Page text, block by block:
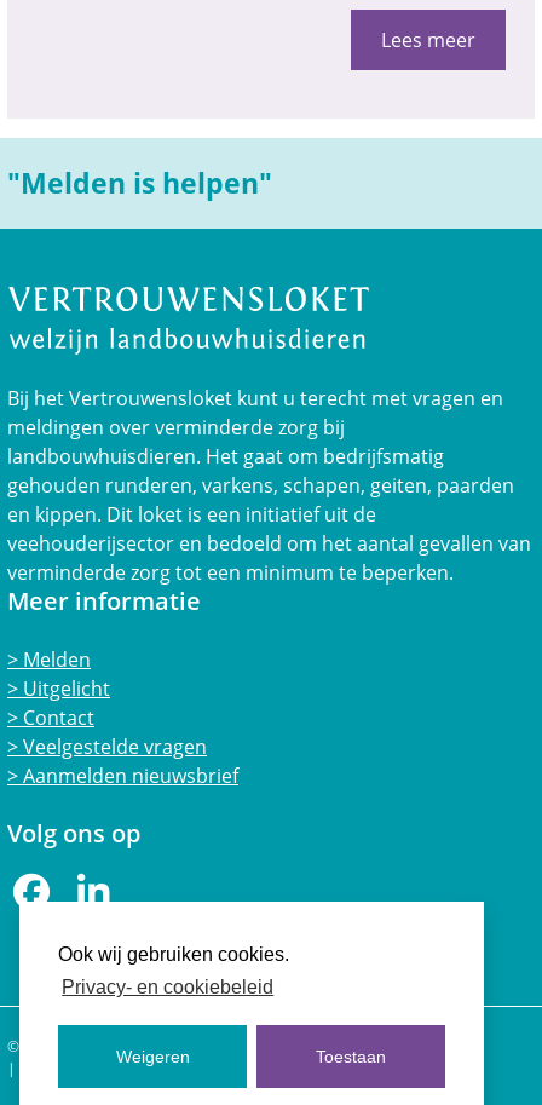
Ook wij gebruiken cookies.
Privacy- en cookiebeleid
Weigeren Toestaan
Lees meer
"Melden is helpen"
Bij het Vertrouwensloket kunt u terecht met vragen en
meldingen over verminderde zorg bij
landbouwhuisdieren. Het gaat om bedrijfsmatig
gehouden runderen, varkens, schapen, geiten, paarden
en kippen. Dit loket is een initiatief uit de
veehouderijsector en bedoeld om het aantal gevallen van
verminderde zorg tot een minimum te beperken.
Meer informatie
Melden
Uitgelicht
Contact
Veelgestelde vragen
Aanmelden nieuwsbrief
Volg ons op
Facebook
© 2026 Vertrouwensloket Welzijn Landbouwhuisdieren
Privacy- en cookiebeleid